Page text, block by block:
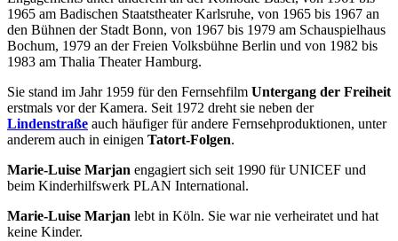
1965 am Badischen Staatstheater Karlsruhe, von 1965 bis 1967 an
den Bühnen der Stadt Bonn, von 1967 bis 1979 am Schauspielhaus
Bochum, 1979 an der Freien Volksbühne Berlin und von 1982 bis
1983 am Thalia Theater Hamburg.
Sie stand im Jahr 1959 für den Fernsehfilm Untergang der Freiheit
erstmals vor der Kamera. Seit 1972 dreht sie neben der
Lindenstraße auch häufiger für andere Fernsehproduktionen, unter
anderem auch in einigen Tatort-Folgen.
Marie-Luise Marjan engagiert sich seit 1990 für UNICEF und
beim Kinderhilfswerk PLAN International.
Marie-Luise Marjan lebt in Köln. Sie war nie verheiratet und hat
keine Kinder.